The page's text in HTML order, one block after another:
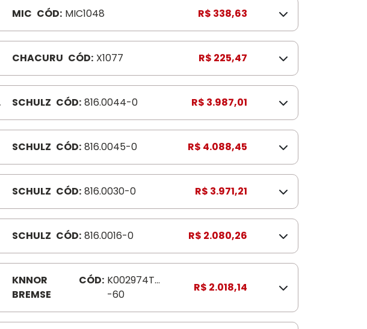
MIC CÓD: MIC1048 R$ 338,63
CHACURU CÓD: X1077 R$ 225,47
SCHULZ CÓD: 816.0044-0 R$ 3.987,01
SCHULZ CÓD: 816.0045-0 R$ 4.088,45
SCHULZ CÓD: 816.0030-0 R$ 3.971,21
SCHULZ CÓD: 816.0016-0 R$ 2.080,26
KNNOR
BREMSE
CÓD: K002974TU
-60
R$ 2.018,14